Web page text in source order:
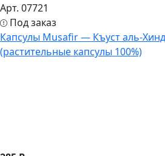
Арт. 07721
Под заказ
Капсулы Musafir — Къуст аль-
(растительные капсулы 100%)